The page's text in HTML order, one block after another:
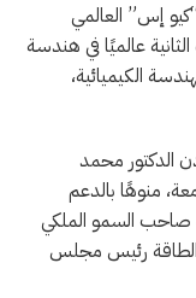
إس” العالمي
عالميًا في هندسة
في التعدين، والمرتبة 48 في الهندسة الكيميائية،
الدكتور محمد
منوهًا بالدعم
صاحب السمو الملكي
الطاقة رئيس مجلس